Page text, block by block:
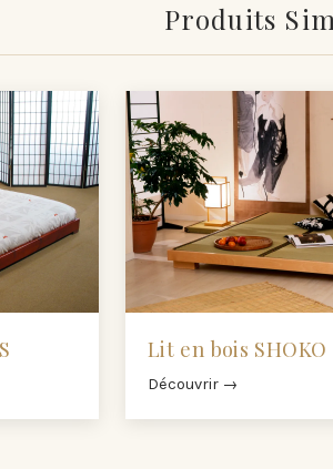
Produits
Lit en bois SHOKO
Découvrir →